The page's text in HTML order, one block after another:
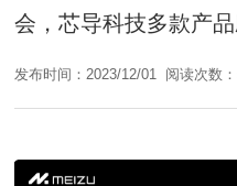
会，芯导科技多款产
发布时间：2023/12/01 阅读次数